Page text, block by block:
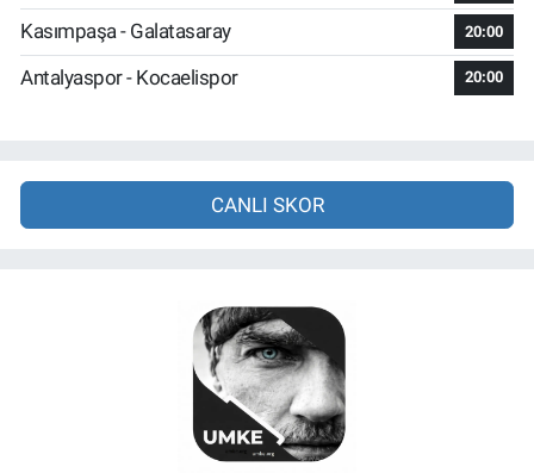
Kasımpaşa - Galatasaray 20:00
Antalyaspor - Kocaelispor 20:00
CANLI SKOR